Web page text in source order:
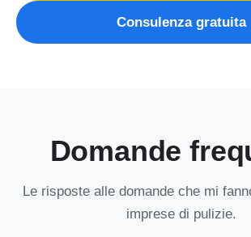
Consulenza gratuita
Domande
Le risposte alle domande che mi
imprese di pulizie.